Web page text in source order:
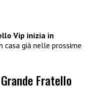
Vip inizia in
casa già nelle prossime
Fratello